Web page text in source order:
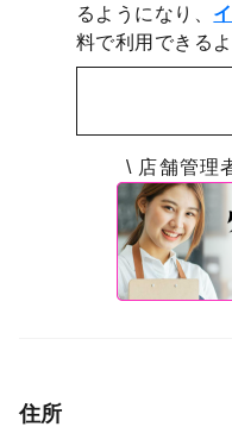
るようになり、
料で利用できる
\ 店舗管理
住所